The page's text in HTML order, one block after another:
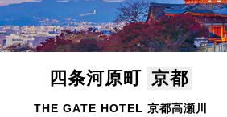
四条河原町 京都
THE GATE HOTEL 京都高瀬川